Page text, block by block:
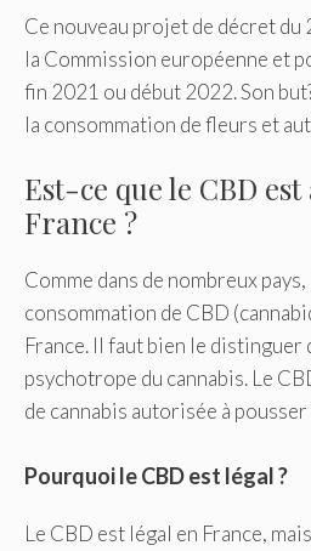
Ce nouveau projet de décret
la Commission européenne et
fin 2021 ou début 2022. Son
la consommation de fleurs et
Est-ce que le CBD
France ?
Comme dans de nombreux
consommation de CBD
France. Il faut bien le distinguer
psychotrope du cannabis. Le
de cannabis autorisée à pousser
Pourquoi le CBD est légal ?
Le CBD est légal en France,